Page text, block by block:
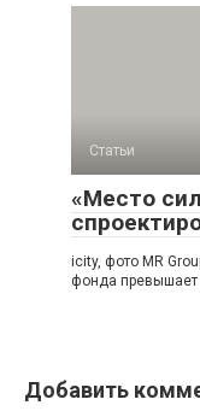
Статьи
«Место
icity, фото MR
фонда превышает
Добавить